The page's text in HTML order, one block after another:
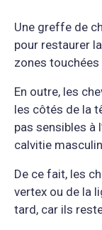
Une greffe de
pour restaurer
zones touchées
En outre, les
les côtés de la
pas sensibles à
calvitie
De ce fait, les
vertex ou de la
tard, car ils